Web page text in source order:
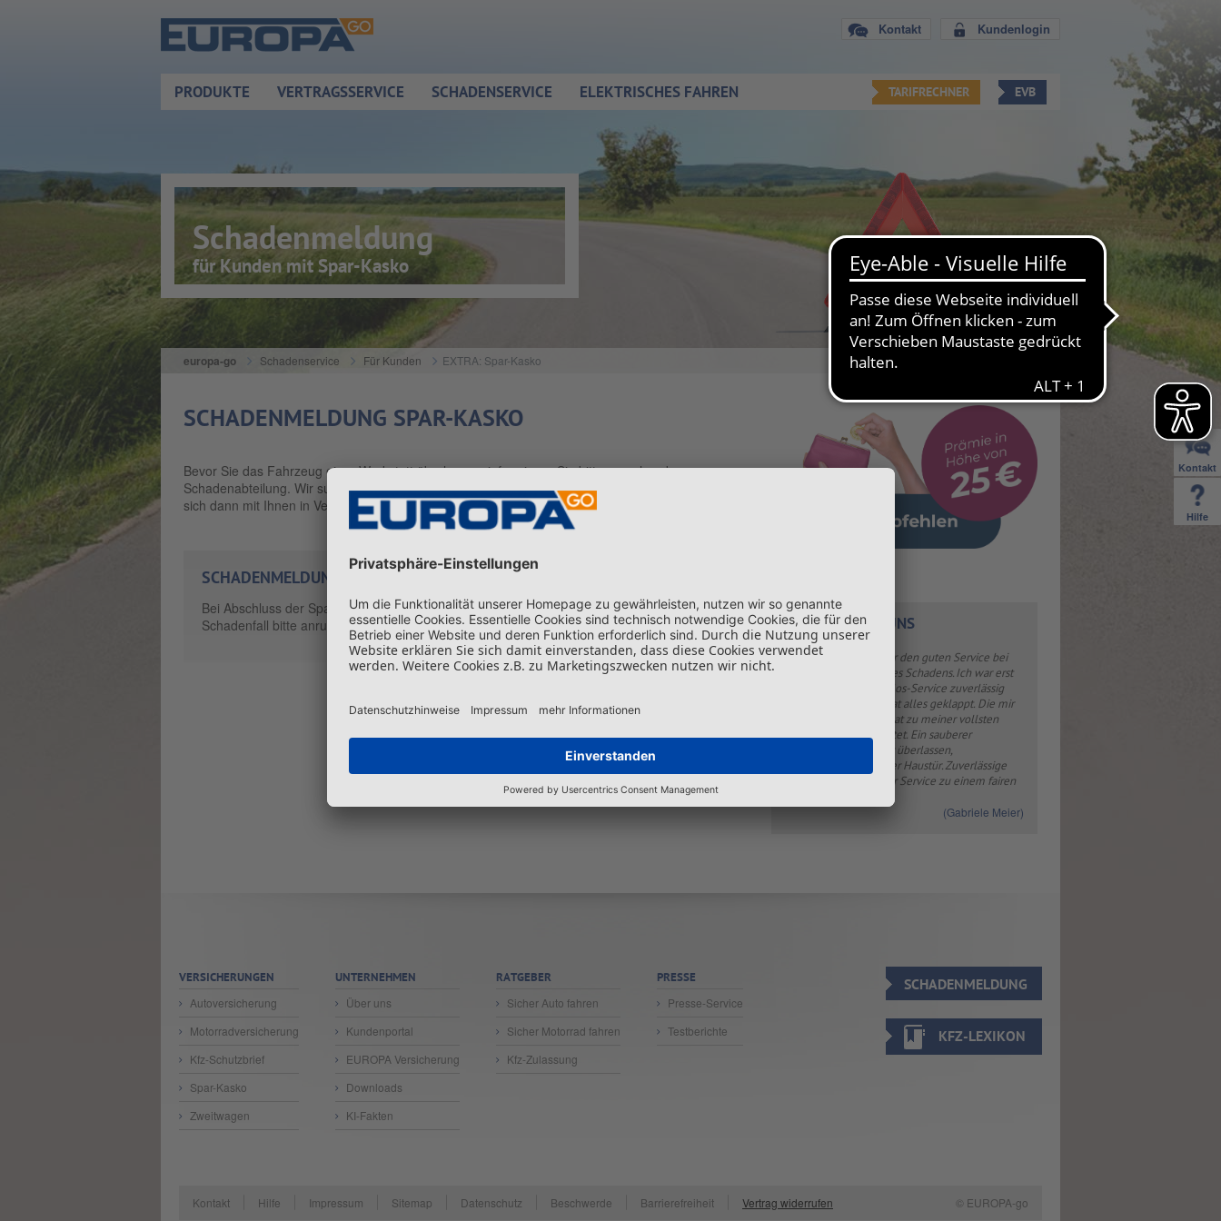
Kundenlogin
Kontakt
EVB
TARIFRECHNER
PRODUKTE VERTRAGSSERVICE SCHADENSERVICE ELEKTRISCHES FAHREN
Schadenmeldung
für Kunden mit Spar-Kasko
europa-go Schadenservice Für Kunden EXTRA: Spar-Kasko
SCHADENMELDUNG SPAR-KASKO
Bevor Sie das Fahrzeug einer Werkstatt überlassen, informieren Sie bitte umgehend unsere
Schadenabteilung. Wir suchen und informieren die für Sienächstgelegene Partnerwerkstatt
sich dann mit Ihnen in Verbindung setzen wird.
SCHADENMELDUNG SPAR-KASKO
Bei Abschluss der Spar-Kasko, im
Schadenfall bitte anrufen:
0231 12010-20 KUNDEN ÜBER UNS
»Hallo, vielen Dank für den guten Service bei
der Abwicklung meines Schadens. Ich war erst
skeptisch, ob der Sorglos-Service zuverlässig
funktioniert, aber es hat alles geklappt. Die mir
zugeteilte Werkstatt hat zu meiner vollsten
Zufriedenheit gearbeitet. Ein sauberer
Leihwagen wurde mir überlassen,
Fahrzeugtausch vor der Haustür. Zuverlässige
Ansprechpartner, guter Service zu einem fairen
(Gabriele Meier)
VERSICHERUNGEN
Autoversicherung
Motorradversicherung
Kfz-Schutzbrief
Spar-Kasko
Zweitwagen
UNTERNEHMEN
Über uns
Kundenportal
EUROPA Versicherung
Downloads
KI-Fakten
RATGEBER
Sicher Auto fahren
Sicher Motorrad fahren
Kfz-Zulassung
PRESSE
Presse-Service
Testberichte
SCHADENMELDUNG
KFZ-LEXIKON
Kontakt Hilfe Impressum Sitemap Datenschutz Beschwerde Barrierefreiheit Vertrag widerrufen © EUROPA-go
Kontakt
Hilfe